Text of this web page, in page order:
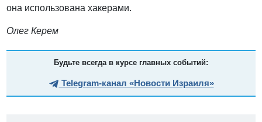
она использована хакерами.
Олег Керем
Будьте всегда в курсе главных событий:
Telegram-канал «Новости Израиля»